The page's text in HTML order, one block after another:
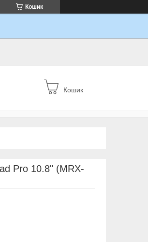
Кошик
Кошик
Pro 10.8" (MRX-